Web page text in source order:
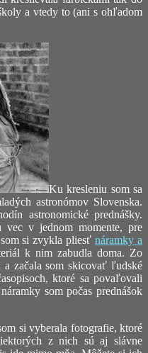
a vtedy to (ani s ohľadom
Ku kresleniu som sa
astronómov Slovenska.
astronomické prednášky.
v jednom momente, pre
som si zvykla pliesťnáramky a
k nim zabudla doma. Zo
a začala som skicovať ľudské
ktoré sa povaľovali
som počas prednášok
si vyberala fotografie, ktoré
z nich sú aj slávne